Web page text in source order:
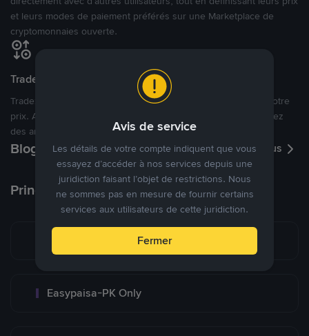
et leurs modes de paiement préférés sur une Marketplace de
cryptomonnaies ouverte.
Tradez à des prix avantageux pour vous
Tradez des cryptos en étant libres d’acheter et de vendre à votre
prix. Achetez ou vendez à partir des offres existantes, ou créez
des annonces commerciales pour fixer vos propres prix.
Blog P2P Voir plus
Principaux modes de paiement
Easypaisa-PK Only
Avis de service
Les détails de votre compte indiquent que vous
essayez d’accéder à nos services depuis une
juridiction faisant l’objet de restrictions. Nous
ne sommes pas en mesure de fournir certains
services aux utilisateurs de cette juridiction.
Fermer